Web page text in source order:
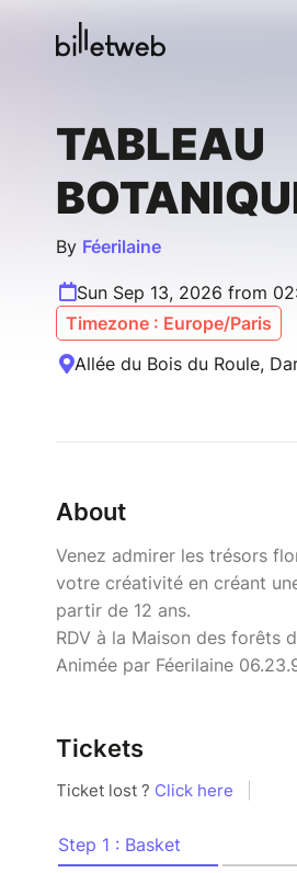
TABLEAU
By Féerilaine
Sun Sep 13, 2026 from
Timezone : Europe/Paris
Allée du Bois du Roule,
About
Venez admirer les trésors
votre créativité en créant
partir de 12 ans.
RDV à la Maison des forêts
Animée par Féerilaine
Tickets